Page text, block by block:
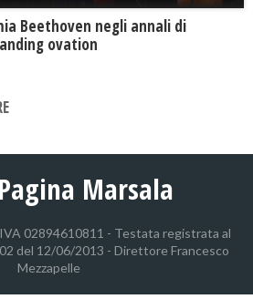
Beethoven negli annali di
ovation
Marsala
02894610811 - Testata registrata al
del 12/06/2013 - Direttore Francesco
Mezzapelle